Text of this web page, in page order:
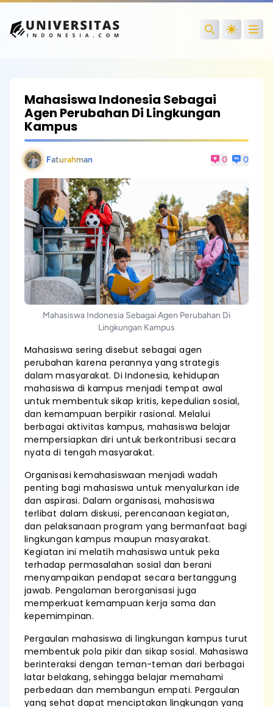
Search
Mahasiswa Indonesia Sebagai
Agen Perubahan Di Lingkungan
Kampus
Faturahman 0 0
Mahasiswa Indonesia Sebagai Agen Perubahan Di
Lingkungan Kampus
Mahasiswa sering disebut sebagai agen
perubahan karena perannya yang strategis
dalam masyarakat. Di Indonesia, kehidupan
mahasiswa di kampus menjadi tempat awal
untuk membentuk sikap kritis, kepedulian sosial,
dan kemampuan berpikir rasional. Melalui
berbagai aktivitas kampus, mahasiswa belajar
mempersiapkan diri untuk berkontribusi secara
nyata di tengah masyarakat.
Organisasi kemahasiswaan menjadi wadah
penting bagi mahasiswa untuk menyalurkan ide
dan aspirasi. Dalam organisasi, mahasiswa
terlibat dalam diskusi, perencanaan kegiatan,
dan pelaksanaan program yang bermanfaat bagi
lingkungan kampus maupun masyarakat.
Kegiatan ini melatih mahasiswa untuk peka
terhadap permasalahan sosial dan berani
menyampaikan pendapat secara bertanggung
jawab. Pengalaman berorganisasi juga
memperkuat kemampuan kerja sama dan
kepemimpinan.
Pergaulan mahasiswa di lingkungan kampus turut
membentuk pola pikir dan sikap sosial. Mahasiswa
berinteraksi dengan teman-teman dari berbagai
latar belakang, sehingga belajar memahami
perbedaan dan membangun empati. Pergaulan
yang sehat dapat menciptakan lingkungan yang